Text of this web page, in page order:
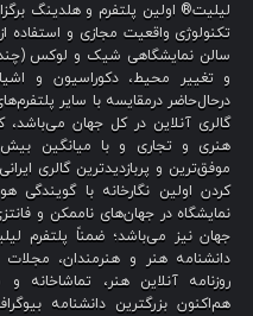
لیلیت® اولین پلتفرم و هلدینگ
تکنولوژی واقعیت مجازی و
سالن نمایشگاهی شیک و لوکس
و تغییر محیط، دکوراسیون و
درحال‌حاضر درمقایسه با سایر
هنری و تجاری و با میانگین بیش
موفق‌ترین و پربازدیدترین گالری
کردن اولین نگارخانه با گویندگی
نمایشگاه در جهان‌های ناممکن و
جهان نیز می‌باشد؛ ضمناً پلتفرم
دانشنامه هنر و هنرمندان،
روزنامه آنلاین هنر، تماشاخانه
هم‌اکنون بزرگترین دانشنامه